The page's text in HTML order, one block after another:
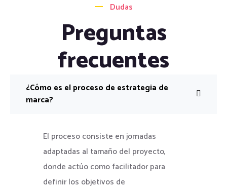
Dudas
Preguntas
frecuentes
¿Cómo es el proceso de estrategia de
marca?
El proceso consiste en jornadas
adaptadas al tamaño del proyecto,
donde actúo como facilitador para
definir los objetivos de